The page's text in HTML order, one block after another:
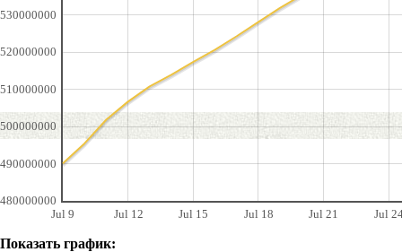
Jul 9 Jul 12 Jul 15 Jul 18 Jul 21 Jul
480000000
490000000
500000000
510000000
520000000
530000000
Показать график: